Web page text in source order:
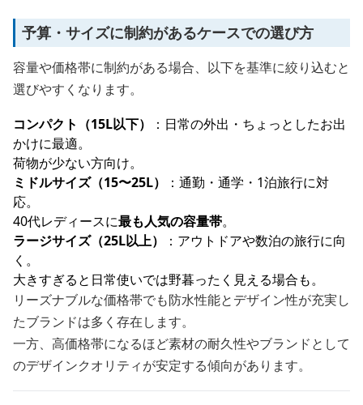
予算・サイズに制約があるケースでの選び方
容量や価格帯に制約がある場合、以下を基準に絞り込むと
選びやすくなります。
コンパクト（15L以下）
：日常の外出・ちょっとしたお出
かけに最適。
荷物が少ない方向け。
ミドルサイズ（15〜25L）
：通勤・通学・1泊旅行に対
応。
40代レディースに最も人気の容量帯。
ラージサイズ（25L以上）
：アウトドアや数泊の旅行に向
く。
大きすぎると日常使いでは野暮ったく見える場合も。
リーズナブルな価格帯でも防水性能とデザイン性が充実し
たブランドは多く存在します。
一方、高価格帯になるほど素材の耐久性やブランドとして
のデザインクオリティが安定する傾向があります。